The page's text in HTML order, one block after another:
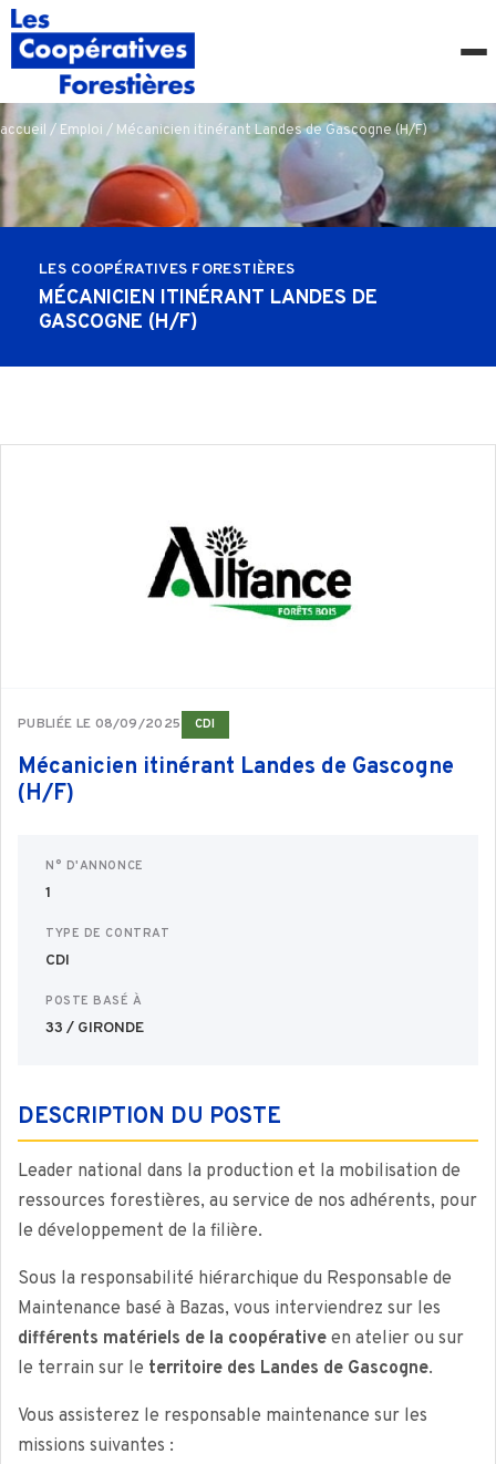
accueil / Emploi / Mécanicien itinérant Landes de Gascogne (H/F)
LES COOPÉRATIVES FORESTIÈRES
MÉCANICIEN ITINÉRANT LANDES DE
GASCOGNE (H/F)
PUBLIÉE LE 08/09/2025 CDI
Mécanicien itinérant Landes de Gascogne
(H/F)
N° D'ANNONCE
1
TYPE DE CONTRAT
CDI
POSTE BASÉ À
33 / GIRONDE
DESCRIPTION DU POSTE
Leader national dans la production et la mobilisation de
ressources forestières, au service de nos adhérents, pour
le développement de la filière.
Sous la responsabilité hiérarchique du Responsable de
Maintenance basé à Bazas, vous interviendrez sur les
différents matériels de la coopérative en atelier ou sur
le terrain sur le territoire des Landes de Gascogne.
Vous assisterez le responsable maintenance sur les
missions suivantes :